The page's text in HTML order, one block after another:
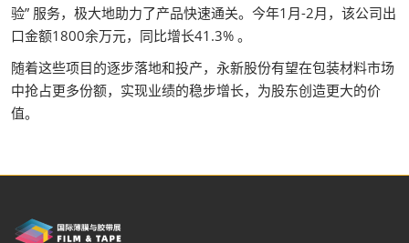
验” 服务，极大地助力了产品快速通关。今年1月-2月，该公司出
口金额1800余万元，同比增长41.3% 。
随着这些项目的逐步落地和投产，永新股份有望在包装材料市场
中抢占更多份额，实现业绩的稳步增长，为股东创造更大的价
值。